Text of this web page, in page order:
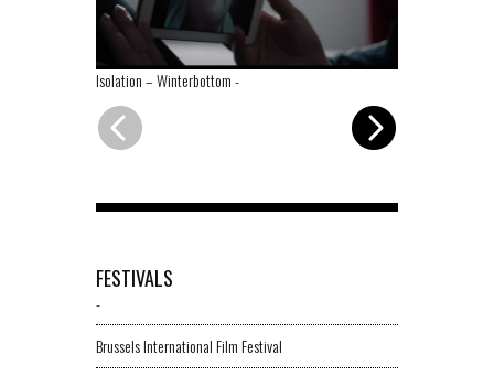
Isolation – Winterbottom-
FESTIVALS
-
Brussels International Film Festival